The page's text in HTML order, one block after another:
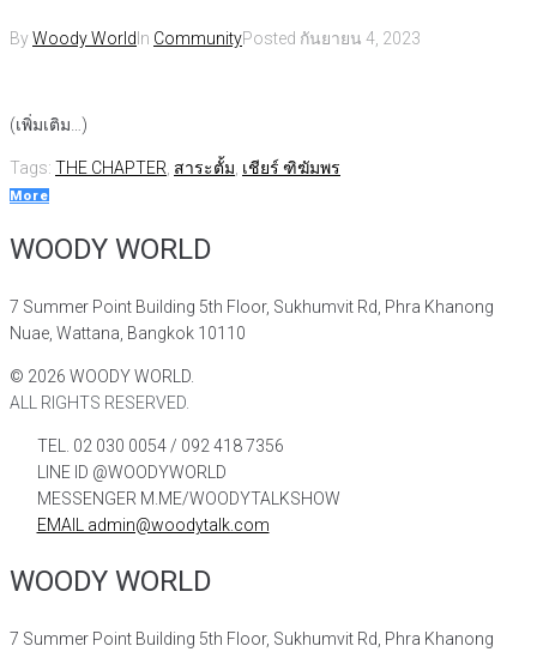
ByWoody WorldIn CommunityPosted กันยายน 4, 2023
(เพิ่มเติม…)
Tags: THE CHAPTER สาระตั้ม เชียร์ ฑิฆัมพร
More
WOODY WORLD
7 Summer Point Building 5th Floor, Sukhumvit Rd, Phra Khanong
Nuae, Wattana, Bangkok 10110
© 2026 WOODY WORLD.
ALL RIGHTS RESERVED.
TEL. 02 030 0054 / 092 418 7356
LINE ID @WOODYWORLD
MESSENGER M.ME/WOODYTALKSHOW
EMAIL admin@woodytalk.com
WOODY WORLD
7 Summer Point Building 5th Floor, Sukhumvit Rd, Phra Khanong